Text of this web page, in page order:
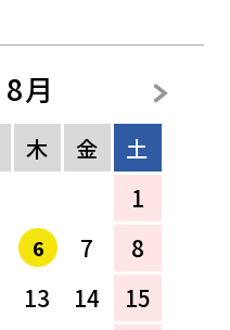
8月
木 金
土
1
6 7
8
13 14
15